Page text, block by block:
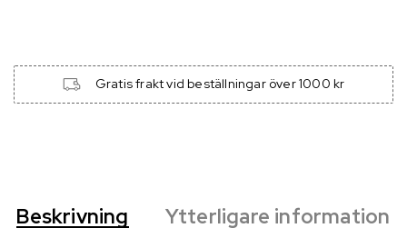
Gratis frakt vid beställningar över 1000 kr
Beskrivning
Ytterligare information